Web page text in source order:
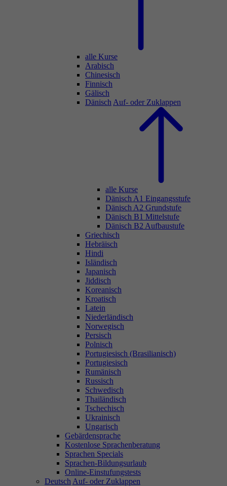
alle Kurse
Arabisch
Chinesisch
Finnisch
Gälisch
Dänisch Auf- oder Zuklappen
alle Kurse
Dänisch A1 Eingangsstufe
Dänisch A2 Grundstufe
Dänisch B1 Mittelstufe
Dänisch B2 Aufbaustufe
Griechisch
Hebräisch
Hindi
Isländisch
Japanisch
Jiddisch
Koreanisch
Kroatisch
Latein
Niederländisch
Norwegisch
Persisch
Polnisch
Portugiesisch (Brasilianisch)
Portugiesisch
Rumänisch
Russisch
Schwedisch
Thailändisch
Tschechisch
Ukrainisch
Ungarisch
Gebärdensprache
Kostenlose Sprachenberatung
Sprachen Specials
Sprachen-Bildungsurlaub
Online-Einstufungstests
Deutsch Auf- oder Zuklappen